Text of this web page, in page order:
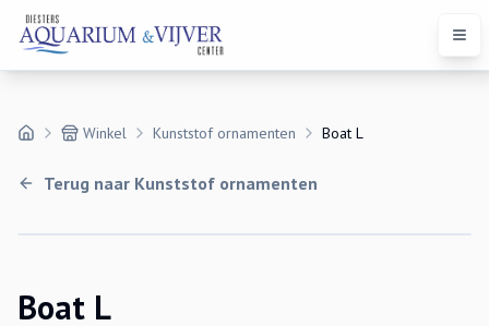
Winkel Kunststof ornamenten Boat L
Terug naar Kunststof ornamenten
Boat L